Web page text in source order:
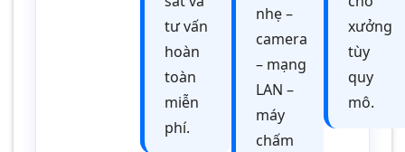
tư vấn
hoàn
toàn
miễn
phí.
nhẹ –
camera
– mạng
LAN –
máy
chấm
xưởng
tùy
quy
mô.